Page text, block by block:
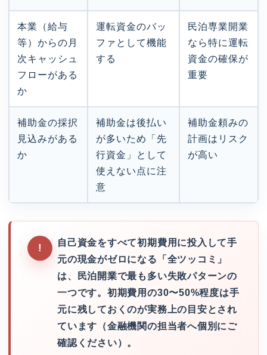
本業（給与
等）からの月
次キャッシュ
フローがある
か
運転資金のバッ
ファとして機能
する
民泊専業開業
なら特に運転
資金の確保が
重要
補助金の採択
見込みがある
か
補助金は後払い
が多いため「先
行資金」として
使えない点に注
意
補助金頼みの
計画はリスク
が高い
自己資金をすべて初期費用に投入して手
元の現金がゼロになる「全ツッコミ」
は、民泊開業で最も多い失敗パターンの
一つです。初期費用の30〜50%程度は手
元に残しておくのが実務上の目安とされ
ています（金融機関の担当者へ個別にご
確認ください）。